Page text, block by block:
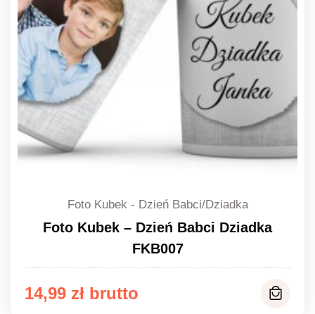
Foto Kubek - Dzień Babci/Dziadka
Foto Kubek – Dzień Babci Dziadka
FKB007
14,99 zł